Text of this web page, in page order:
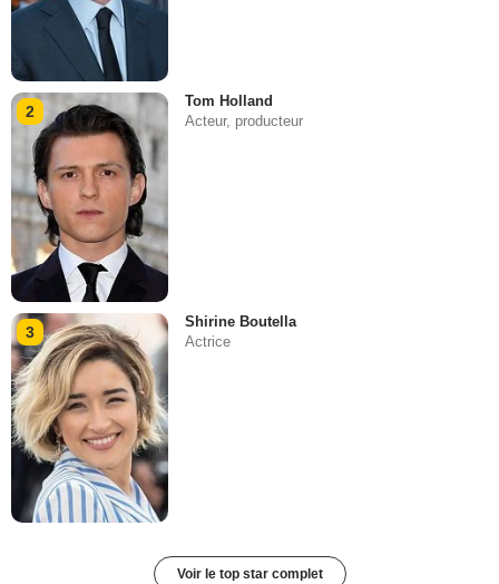
2
Tom Holland
Acteur, producteur
3
Shirine Boutella
Actrice
Voir le top star complet